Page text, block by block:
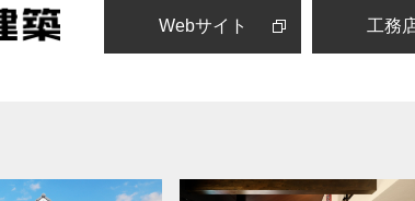
Webサイト 工務